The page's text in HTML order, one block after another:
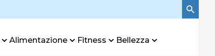
Alimentazione Fitness Bellezza